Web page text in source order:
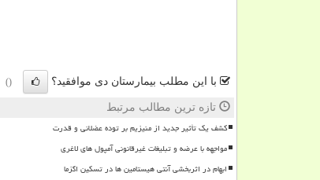
با این مطلب بیمارستان دی موافقید؟ ()
تازه ترین مطالب مرتبط
کشف یک تأثیر جدید از منیزیم بر توده عضلانی و قدرت
مواجهه با عرضه و تبلیغات غیرقانونی آمپول های لاغری
ابهام در اثربخشی آنتی هیستامین ها در تسکین اگزما